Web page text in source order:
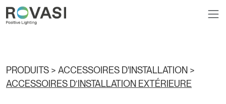
PRODUITS > ACCESSOIRES D'INSTALLATION >
ACCESSOIRES D’INSTALLATION EXTÉRIEURE